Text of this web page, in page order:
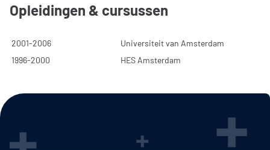
Opleidingen & cursussen
2001-2006
Universiteit van Amsterdam
1996-2000
HES Amsterdam